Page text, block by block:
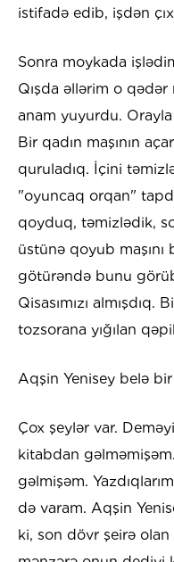
istifadə edib, işdən
Sonra moykada
Qışda əllərim o qədər
anam yuyurdu.
Bir qadın maşının
quruladıq. İçini
"oyuncaq orqan"
qoyduq, təmizlədik,
üstünə qoyub maşını
götürəndə bunu
Qisasımızı almışdıq.
tozsorana yığılan
Aqşin Yenisey belə bir
Çox şeylər var.
kitabdan
gəlmişəm.
də varam. Aqşin
ki, son dövr şeirə olan